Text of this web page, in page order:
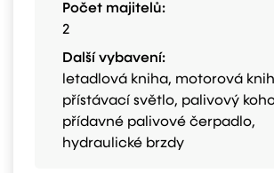
Počet majitelů:
2
Další vybavení:
letadlová kniha, motorová
přístávací světlo, palivový
přídavné palivové čerpadlo,
hydraulické brzdy